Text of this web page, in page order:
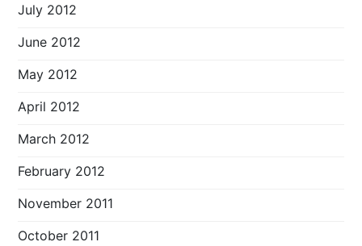
July 2012
June 2012
May 2012
April 2012
March 2012
February 2012
November 2011
October 2011